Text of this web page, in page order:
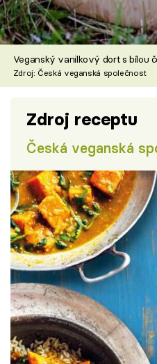
Veganský vanilkový dort s bílou
Zdroj: Česká veganská společnost
Zdroj receptu
Česká veganská